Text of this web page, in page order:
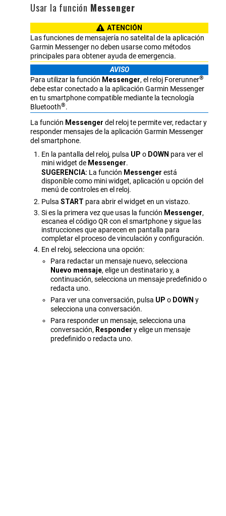
Usar la función Messenger
ATENCIÓN
Las funciones de mensajería no satelital de la aplicación
Garmin Messenger no deben usarse como métodos
principales para obtener ayuda de emergencia.
AVISO
Para utilizar la función Messenger, el reloj Forerunner®
debe estar conectado a la aplicación Garmin Messenger
en tu smartphone compatible mediante la tecnología
Bluetooth®.
La función Messenger del reloj te permite ver, redactar y
responder mensajes de la aplicación Garmin Messenger
del smartphone.
En la pantalla del reloj, pulsa UP o DOWN para ver el
mini widget de Messenger.
SUGERENCIA: La función Messenger está
disponible como mini widget, aplicación u opción del
menú de controles en el reloj.
Pulsa START para abrir el widget en un vistazo.
Si es la primera vez que usas la función Messenger,
escanea el código QR con el smartphone y sigue las
instrucciones que aparecen en pantalla para
completar el proceso de vinculación y configuración.
En el reloj, selecciona una opción:
Para redactar un mensaje nuevo, selecciona
Nuevo mensaje, elige un destinatario y, a
continuación, selecciona un mensaje predefinido o
redacta uno.
Para ver una conversación, pulsa UP o DOWN y
selecciona una conversación.
Para responder un mensaje, selecciona una
conversación, Responder y elige un mensaje
predefinido o redacta uno.